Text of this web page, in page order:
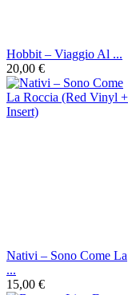
Hobbit ‎– Viaggio Al ...
20,00 €
Nativi ‎– Sono Come La
...
15,00 €